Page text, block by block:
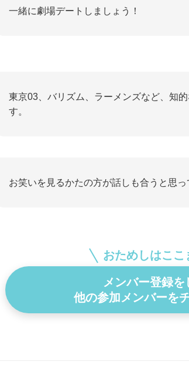
一緒に劇場デートしましょう！
東京03、バリズム、ラーメンズなど、知
す。
お笑いを見るかたの方が話しも合うと思っ
おためしはここ
メンバー登録を
他の参加メンバーを